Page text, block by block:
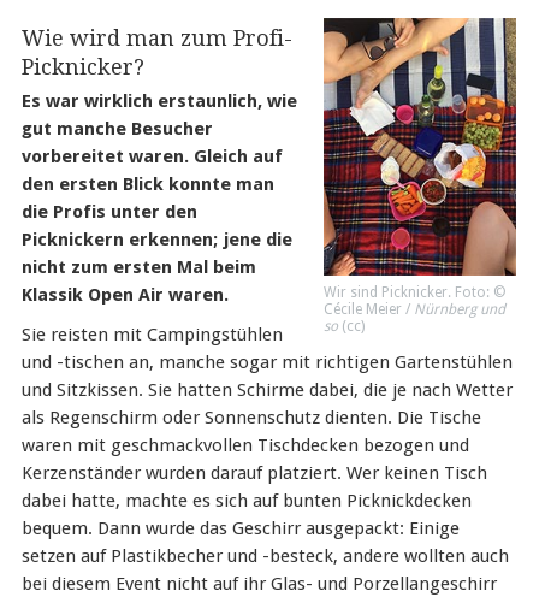
Wir sind Picknicker. Foto: ©
Cécile Meier / Nürnberg und
so (cc)
Wie wird man zum Profi-
Picknicker?
Es war wirklich erstaunlich, wie
gut manche Besucher
vorbereitet waren. Gleich auf
den ersten Blick konnte man
die Profis unter den
Picknickern erkennen; jene die
nicht zum ersten Mal beim
Klassik Open Air waren.
Sie reisten mit Campingstühlen
und -tischen an, manche sogar mit richtigen Gartenstühlen
und Sitzkissen. Sie hatten Schirme dabei, die je nach Wetter
als Regenschirm oder Sonnenschutz dienten. Die Tische
waren mit geschmackvollen Tischdecken bezogen und
Kerzenständer wurden darauf platziert. Wer keinen Tisch
dabei hatte, machte es sich auf bunten Picknickdecken
bequem. Dann wurde das Geschirr ausgepackt: Einige
setzen auf Plastikbecher und -besteck, andere wollten auch
bei diesem Event nicht auf ihr Glas- und Porzellangeschirr